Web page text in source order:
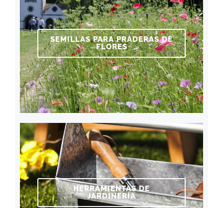
SEMILLAS PARA PRADERAS DE
FLORES
HERRAMIENTAS DE
JARDINERÍA